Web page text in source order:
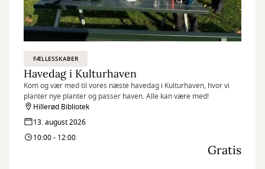
FÆLLESSKABER
Havedag i Kulturhaven
Kom og vær med til vores næste havedag i Kulturhaven, hvor vi
planter nye planter og passer haven. Alle kan være med!
Hillerød Bibliotek
13. august 2026
10:00 - 12:00
Gratis